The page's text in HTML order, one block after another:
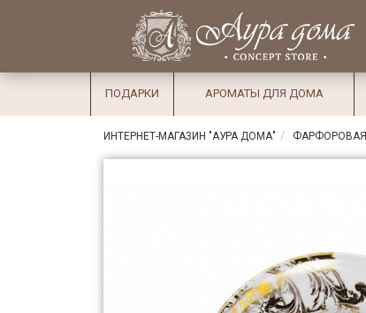
Избранное
×
СалоныДоставка
Оплата
Подарки
Ароматы
для дома
ПОДАРКИ АРОМАТЫ ДЛЯ ДОМА
ИНТЕРНЕТ-МАГАЗИН "АУРА ДОМА"